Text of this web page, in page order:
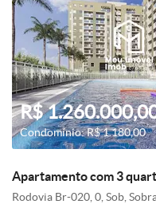
R$
Condomínio: R$ 1.180,00
Apartamento com 3
Rodovia Br-020, 0, Sob,